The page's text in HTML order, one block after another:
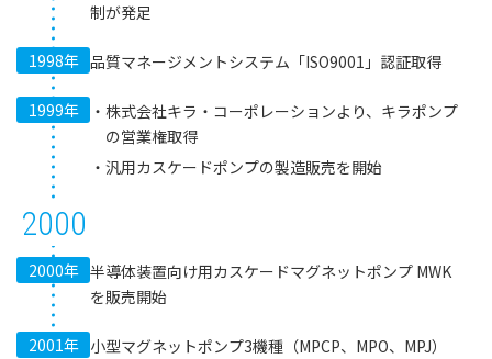
制が発足
1998年 品質マネージメントシステム「ISO9001」認証取得
1999年
株式会社キラ・コーポレーションより、キラポンプ
の営業権取得
汎用カスケードポンプの製造販売を開始
2000
2000年 半導体装置向け用カスケードマグネットポンプ MWK
を販売開始
2001年 小型マグネットポンプ3機種（MPCP、MPO、MPJ）